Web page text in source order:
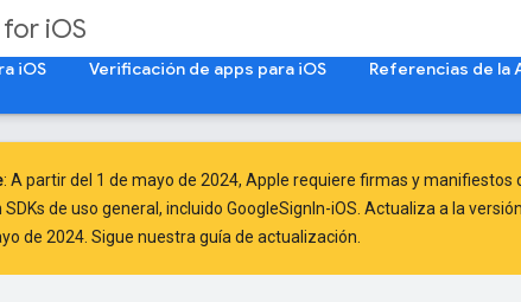
iOS
iOS Verificación de apps para iOS Referencias de la
: A partir del 1 de mayo de 2024, Apple requiere firmas y manifiestos
de uso general, incluido GoogleSignIn-iOS. Actualiza a la
de 2024. Sigue nuestra guía de actualización